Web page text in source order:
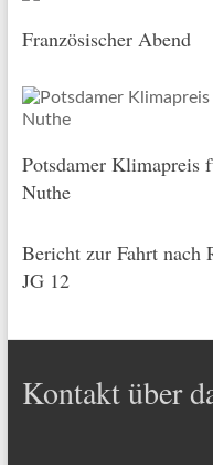
Französischer Abend
Potsdamer Klimapreis
Nuthe
Bericht zur Fahrt nach
JG 12
Kontakt über